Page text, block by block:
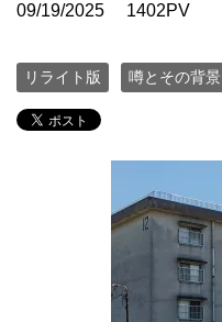
09/19/2025 1402PV
リライト版 噂とその背景